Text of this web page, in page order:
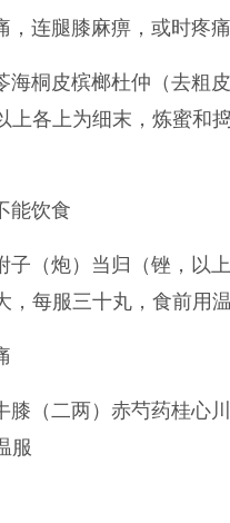
，连腿膝麻痹，或时疼
海桐皮槟榔杜仲（去粗
上各上为细末，炼蜜和
能饮食
子（炮）当归（锉，以
，每服三十丸，食前用
膝（二两）赤芍药桂心
服